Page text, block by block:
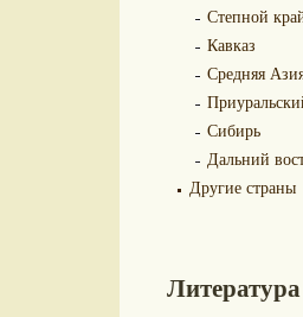
Степной
Кавказ
Средняя
Сибирь
Дальний
Другие страны
Литература